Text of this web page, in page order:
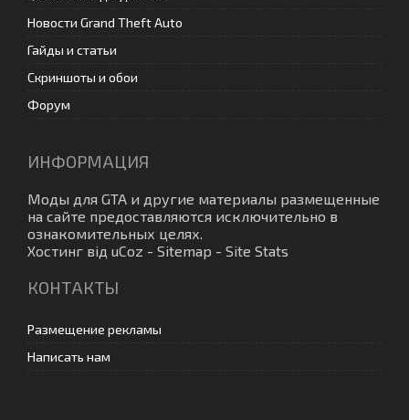
Новости Grand Theft Auto
Гайды и статьи
Скриншоты и обои
Форум
ИНФОРМАЦИЯ
Моды для GTA и другие материалы размещенные
на сайте предоставляются исключительно в
ознакомительных целях.
Хостинг від uCoz - Sitemap - Site Stats
КОНТАКТЫ
Размещение рекламы
Написать нам